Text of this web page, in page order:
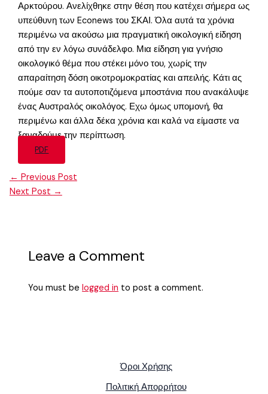
Αρκτούρου. Ανελίχθηκε στην θέση που κατέχει σήμερα ως
υπεύθυνη των Econews του ΣΚΑΙ. Όλα αυτά τα χρόνια
περιμένω να ακούσω μια πραγματική οικολογική είδηση
από την εν λόγω συνάδελφο. Μια είδηση για γνήσιο
οικολογικό θέμα που στέκει μόνο του, χωρίς την
απαραίτηση δόση οικοτρομοκρατίας και απειλής. Κάτι ας
πούμε σαν τα αυτοποτιζόμενα μποστάνια που ανακάλυψε
ένας Αυστραλός οικολόγος. Εχω όμως υπομονή, θα
περιμένω και άλλα δέκα χρόνια και καλά να είμαστε να
ξαναδούμε την περίπτωση.
PDF
← Previous Post
Next Post →
Leave a Comment
You must belogged in to post a comment.
Όροι Χρήσης
Πολιτική Απορρήτου